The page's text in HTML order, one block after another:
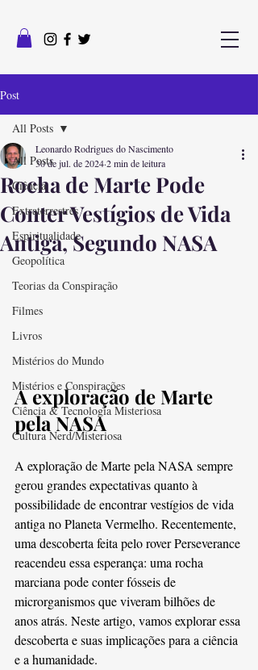
Post
All Posts
Ciência
Extraterrestres
Espiritualidade
Geopolítica
Teorias da Conspiração
Filmes
Livros
Mistérios do Mundo
Mistérios e Conspirações
Ciência & Tecnologia Misteriosa
Cultura Nerd/Misteriosa
All Posts
Rocha de Marte Pode
Conter Vestígios de Vida
Antiga, Segundo NASA
Leonardo Rodrigues do Nascimento
30 de jul. de 20242 min de leitura
A exploração de Marte
pela NASA
A exploração de Marte pela NASA sempre
gerou grandes expectativas quanto à
possibilidade de encontrar vestígios de vida
antiga no Planeta Vermelho. Recentemente,
uma descoberta feita pelo rover Perseverance
reacendeu essa esperança: uma rocha
marciana pode conter fósseis de
microrganismos que viveram bilhões de
anos atrás. Neste artigo, vamos explorar essa
descoberta e suas implicações para a ciência
e a humanidade.